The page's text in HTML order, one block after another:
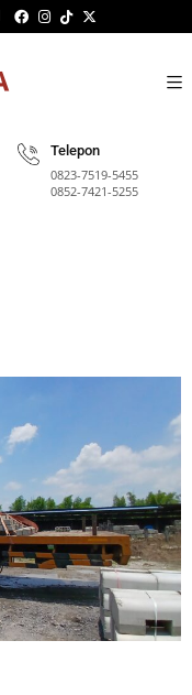
Telepon
0823-7519-5455
0852-7421-5255